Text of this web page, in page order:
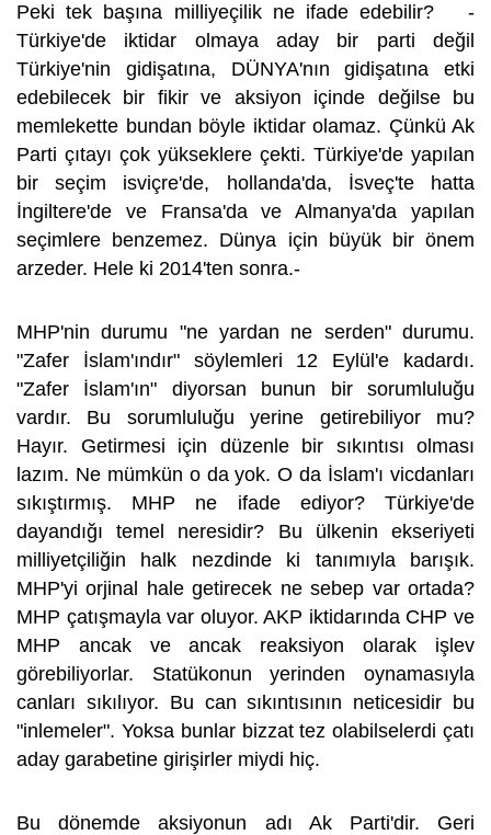
Peki tek başına milliyeçilik ne ifade edebilir? -
Türkiye'de iktidar olmaya aday bir parti değil
Türkiye'nin gidişatına, DÜNYA'nın gidişatına etki
edebilecek bir fikir ve aksiyon içinde değilse bu
memlekette bundan böyle iktidar olamaz. Çünkü Ak
Parti çıtayı çok yükseklere çekti. Türkiye'de yapılan
bir seçim isviçre'de, hollanda'da, İsveç'te hatta
İngiltere'de ve Fransa'da ve Almanya'da yapılan
seçimlere benzemez. Dünya için büyük bir önem
arzeder. Hele ki 2014'ten sonra.-
MHP'nin durumu "ne yardan ne serden" durumu.
"Zafer İslam'ındır" söylemleri 12 Eylül'e kadardı.
"Zafer İslam'ın" diyorsan bunun bir sorumluluğu
vardır. Bu sorumluluğu yerine getirebiliyor mu?
Hayır. Getirmesi için düzenle bir sıkıntısı olması
lazım. Ne mümkün o da yok. O da İslam'ı vicdanları
sıkıştırmış. MHP ne ifade ediyor? Türkiye'de
dayandığı temel neresidir? Bu ülkenin ekseriyeti
milliyetçiliğin halk nezdinde ki tanımıyla barışık.
MHP'yi orjinal hale getirecek ne sebep var ortada?
MHP çatışmayla var oluyor. AKP iktidarında CHP ve
MHP ancak ve ancak reaksiyon olarak işlev
görebiliyorlar. Statükonun yerinden oynamasıyla
canları sıkılıyor. Bu can sıkıntısının neticesidir bu
"inlemeler". Yoksa bunlar bizzat tez olabilselerdi çatı
aday garabetine girişirler miydi hiç.
Bu dönemde aksiyonun adı Ak Parti'dir. Geri